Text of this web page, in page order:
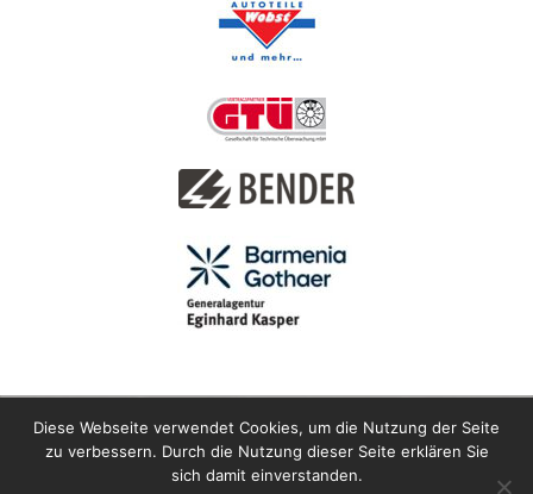
Diese Webseite verwendet Cookies, um die Nutzung der Seite
zu verbessern. Durch die Nutzung dieser Seite erklären Sie
sich damit einverstanden.